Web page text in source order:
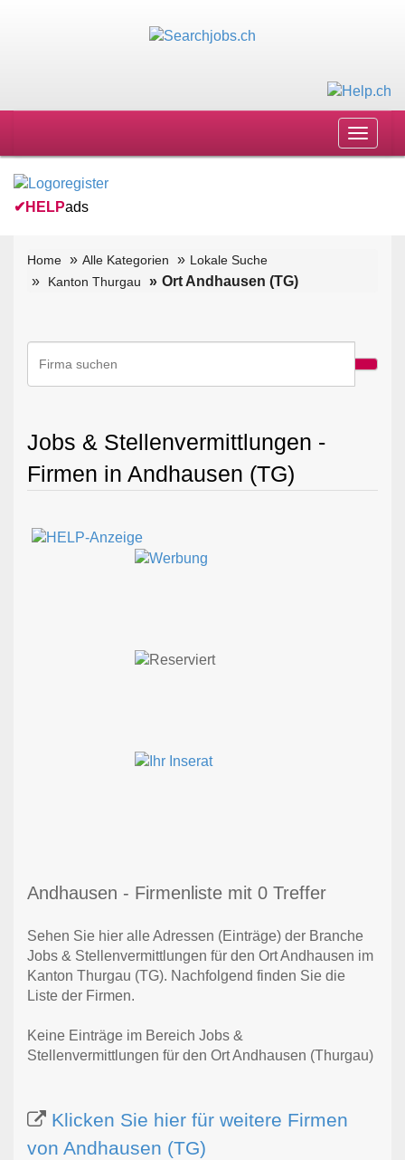
Toggle
✔ HELPads
Home Alle Kategorien
Lokale Suche
Kanton Thurgau
Ort Andhausen (TG)
Jobs & Stellenvermittlungen -
Firmen in Andhausen (TG)
Andhausen - Firmenliste mit 0 Treffer
Sehen Sie hier alle Adressen (Einträge) der Branche
Jobs & Stellenvermittlungen für den Ort Andhausen im
Kanton Thurgau (TG). Nachfolgend finden Sie die
Liste der Firmen.
Keine Einträge im Bereich Jobs &
Stellenvermittlungen für den Ort Andhausen (Thurgau)
Klicken Sie hier für weitere Firmen
von Andhausen (TG)